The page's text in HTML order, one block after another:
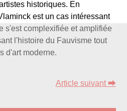
historiques. En
est un cas intéressant
s'est complexifiée et amplifiée
l'histoire du Fauvisme tout
d'art moderne.
Article suivant ⮕